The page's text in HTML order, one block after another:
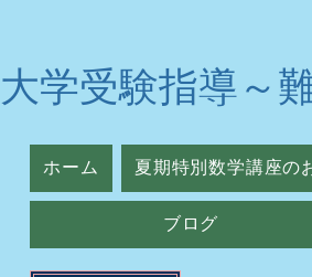
大学受験指導～
ホーム 夏期特別数学講座の
ブログ